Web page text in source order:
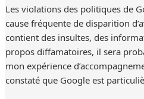
Les violations des politiques de
cause fréquente de disparition
contient des insultes, des
propos diffamatoires, il sera
mon expérience
constaté que Google est